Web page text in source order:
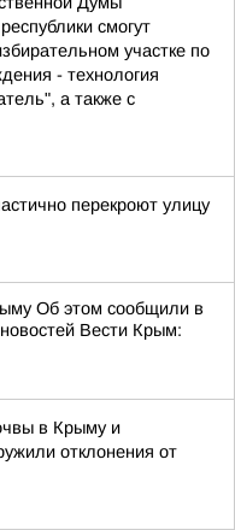
смогут
участке по
- технология
а также с
перекроют улицу
Об этом сообщили в
Вести Крым:
в Крыму и
отклонения от